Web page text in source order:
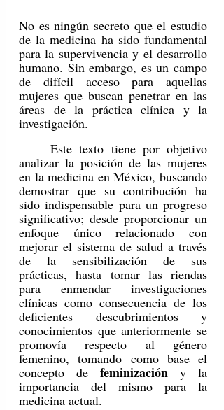
No es ningún secreto que el estudio
de la medicina ha sido fundamental
para la supervivencia y el desarrollo
humano. Sin embargo, es un campo
de difícil acceso para aquellas
mujeres que buscan penetrar en las
áreas de la práctica clínica y la
investigación.
	Este texto tiene por objetivo
analizar la posición de las mujeres
en la medicina en México, buscando
demostrar que su contribución ha
sido indispensable para un progreso
significativo; desde proporcionar un
enfoque único relacionado con
mejorar el sistema de salud a través
de la sensibilización de sus
prácticas, hasta tomar las riendas
para enmendar investigaciones
clínicas como consecuencia de los
deficientes descubrimientos y
conocimientos que anteriormente se
promovía respecto al género
femenino, tomando como base el
concepto de feminización y la
importancia del mismo para la
medicina actual.